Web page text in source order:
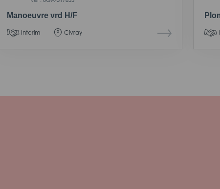
Manoeuvre vrd H/F
Interim Civray